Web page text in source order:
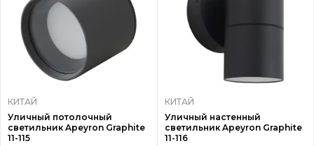
КИТАЙ
Уличный потолочный
светильник Apeyron Graphite
11-115
КИТАЙ
Уличный настенный
светильник Apeyron Graphite
11-116